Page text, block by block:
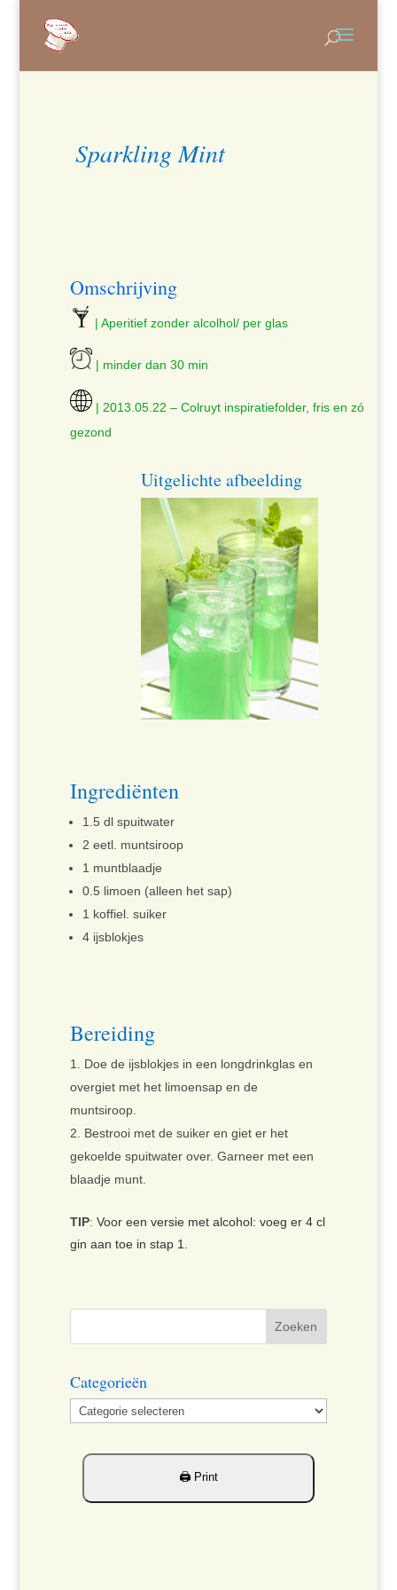
Sparkling Mint
Omschrijving
| Aperitief zonder alcolhol/ per glas
| minder dan 30 min
| 2013.05.22 – Colruyt inspiratiefolder, fris en zó
gezond
Uitgelichte afbeelding
Ingrediënten
1.5 dl spuitwater
2 eetl. muntsiroop
1 muntblaadje
0.5 limoen (alleen het sap)
1 koffiel. suiker
4 ijsblokjes
Bereiding
Doe de ijsblokjes in een longdrinkglas en
overgiet met het limoensap en de
muntsiroop.
Bestrooi met de suiker en giet er het
gekoelde spuitwater over. Garneer met een
blaadje munt.
TIP: Voor een versie met alcohol: voeg er 4 cl
gin aan toe in stap 1.
Categorieën
Categorieën